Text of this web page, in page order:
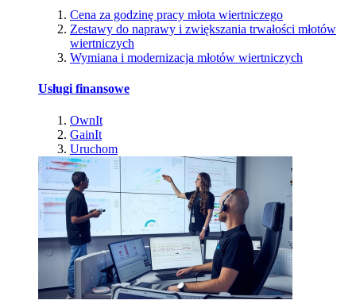
Cena za godzinę pracy młota wiertniczego
Zestawy do naprawy i zwiększania trwałości młotów
wiertniczych
Wymiana i modernizacja młotów wiertniczych
Usługi finansowe
OwnIt
GainIt
Uruchom